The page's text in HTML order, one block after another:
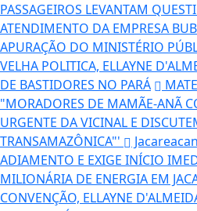
PASSAGEIROS LEVANTAM
ATENDIMENTO DA EMPRESA
APURAÇÃO DO MINISTÉRIO
VELHA POLITICA, ELLAYNE
DE BASTIDORES NO PARÁ
"MORADORES DE MAMÃE-ANÃ
URGENTE DA VICINAL E
TRANSAMAZÔNICA"'
ADIAMENTO E EXIGE INÍCIO
MILIONÁRIA DE ENERGIA EM
CONVENÇÃO, ELLAYNE